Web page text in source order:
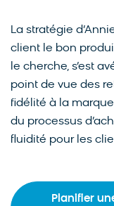
La stratégie
client le bon
le cherche, s’est
point de vue des
fidélité à la
du processus
fluidité pour les
Planifier